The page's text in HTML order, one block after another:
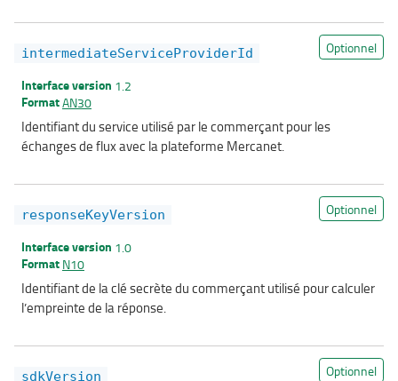
intermediateServiceProviderId Optionnel
Interface version 1.2
FormatAN30
Identifiant du service utilisé par le commerçant pour les
échanges de flux avec la plateforme Mercanet.
responseKeyVersion Optionnel
Interface version 1.0
Format N10
Identifiant de la clé secrète du commerçant utilisé pour calculer
l’empreinte de la réponse.
sdkVersion Optionnel